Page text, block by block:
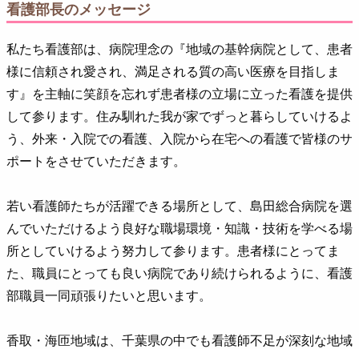
看護部長のメッセージ
私たち看護部は、病院理念の『地域の基幹病院として、患者
様に信頼され愛され、満足される質の高い医療を目指しま
す』を主軸に笑顔を忘れず患者様の立場に立った看護を提供
して参ります。住み馴れた我が家でずっと暮らしていけるよ
う、外来・入院での看護、入院から在宅への看護で皆様のサ
ポートをさせていただきます。
若い看護師たちが活躍できる場所として、島田総合病院を選
んでいただけるよう良好な職場環境・知識・技術を学べる場
所としていけるよう努力して参ります。患者様にとってま
た、職員にとっても良い病院であり続けられるように、看護
部職員一同頑張りたいと思います。
香取・海匝地域は、千葉県の中でも看護師不足が深刻な地域